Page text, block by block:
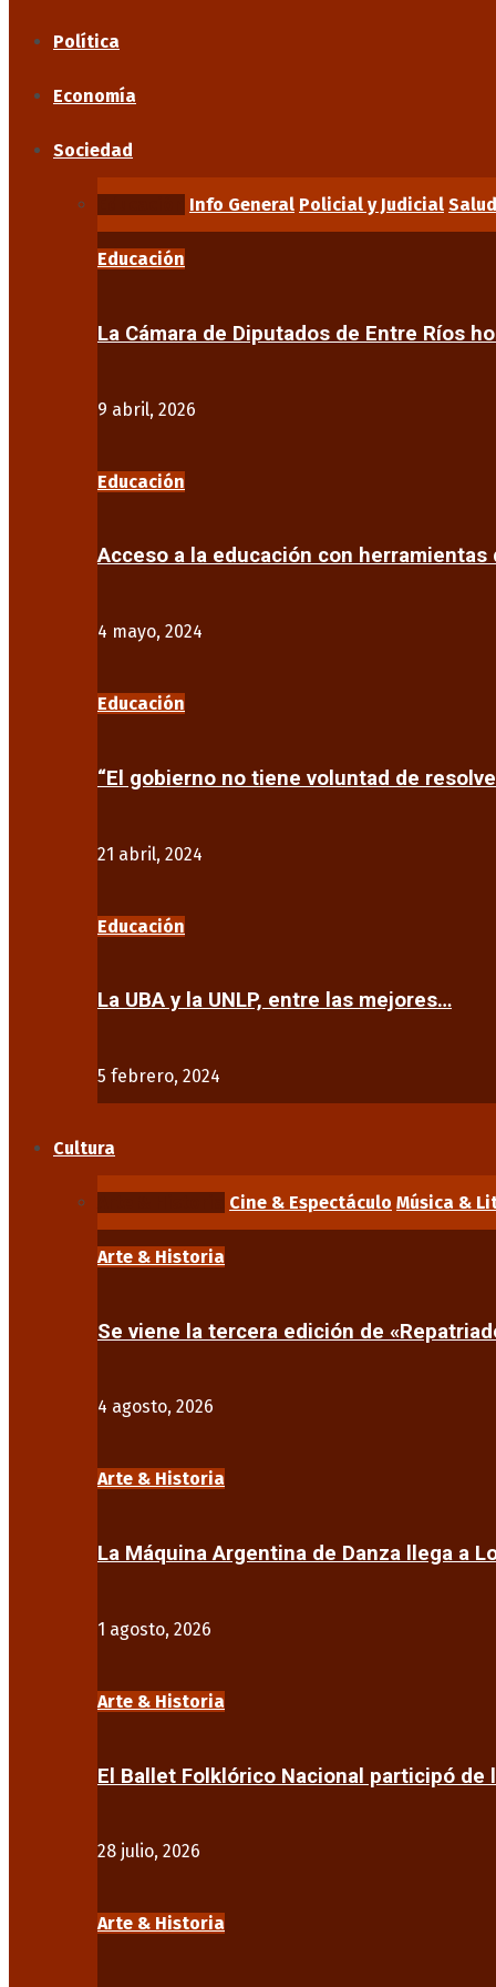
Política
Economía
Sociedad
Info General Policial y Judicial Salud
Educación
La Cámara de Diputados de Entre Ríos
9 abril, 2026
Educación
Acceso a la educación con
4 mayo, 2024
Educación
“El gobierno no tiene voluntad de
21 abril, 2024
Educación
La UBA y la UNLP, entre las mejores…
5 febrero, 2024
Cultura
Cine & Espectáculo Música &
Arte & Historia
Se viene la tercera edición de
4 agosto, 2026
Arte & Historia
La Máquina Argentina de Danza llega a
1 agosto, 2026
Arte & Historia
El Ballet Folklórico Nacional participó de
28 julio, 2026
Arte & Historia